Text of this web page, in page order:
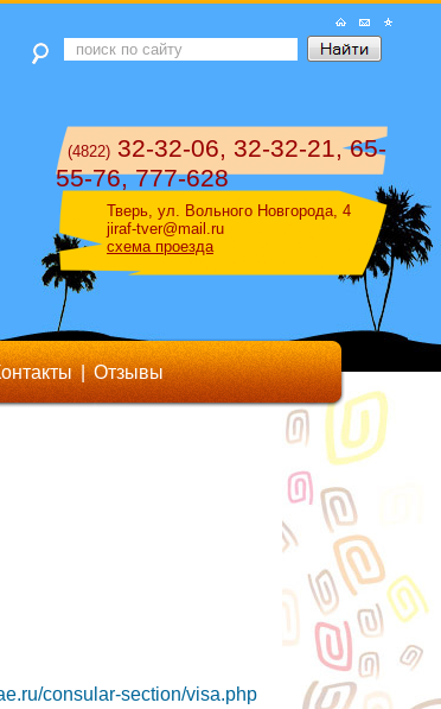
| Отзывы
(4822) 32-32-06, 32-32-21, 65-
55-76, 777-628
Тверь, ул. Вольного Новгорода, 4
jiraf-tver@mail.ru
схема проезда
consular-section/visa.php